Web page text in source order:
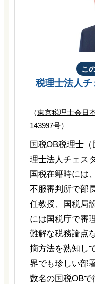
こ
税理士法人チ
（東京税理士会日
143997号）
国税OB税理士
理士法人チェス
国税在籍時には
不服審判所で部
任教授、国税局
には国税庁で審
難解な税務論点
摘方法を熟知し
界でも珍しい部
数名の国税OBで